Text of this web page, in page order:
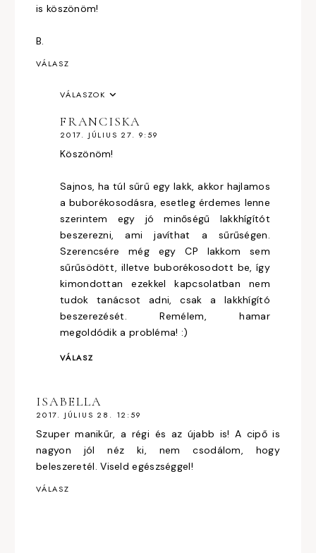
is köszönöm!
B.
VÁLASZ
VÁLASZOK
FRANCISKA
2017. JÚLIUS 27. 9:59
Köszönöm!
Sajnos, ha túl sűrű egy lakk, akkor hajlamos
a buborékosodásra, esetleg érdemes lenne
szerintem egy jó minőségű lakkhígítót
beszerezni, ami javíthat a sűrűségen.
Szerencsére még egy CP lakkom sem
sűrűsödött, illetve buborékosodott be, így
kimondottan ezekkel kapcsolatban nem
tudok tanácsot adni, csak a lakkhígító
beszerezését. Remélem, hamar
megoldódik a probléma! :)
VÁLASZ
ISABELLA
2017. JÚLIUS 28. 12:59
Szuper manikűr, a régi és az újabb is! A cipő is
nagyon jól néz ki, nem csodálom, hogy
beleszeretél. Viseld egészséggel!
VÁLASZ